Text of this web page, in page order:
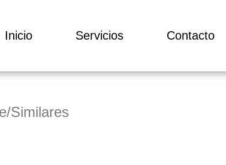
Inicio Servicios Contacto
Similares